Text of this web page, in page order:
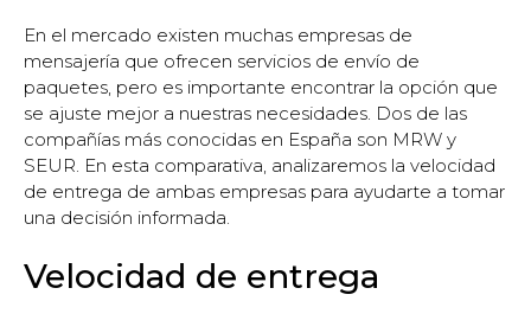
En el mercado existen muchas empresas de
mensajería que ofrecen servicios de envío de
paquetes, pero es importante encontrar la opción que
se ajuste mejor a nuestras necesidades. Dos de las
compañías más conocidas en España son MRW y
SEUR. En esta comparativa, analizaremos la velocidad
de entrega de ambas empresas para ayudarte a tomar
una decisión informada.
Velocidad de entrega